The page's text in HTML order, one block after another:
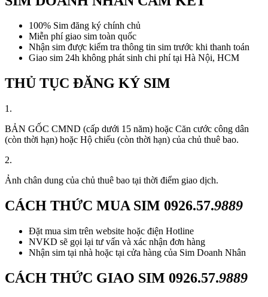
100% Sim đăng ký chính chủ
Miễn phí giao sim toàn quốc
Nhận sim được kiểm tra thông tin sim trước khi thanh toán
Giao sim 24h không phát sinh chi phí tại Hà Nội, HCM
THỦ TỤC ĐĂNG KÝ SIM
1.
BẢN GỐC CMND (cấp dưới 15 năm) hoặc Căn cước công dân
(còn thời hạn) hoặc Hộ chiếu (còn thời hạn) của chủ thuê bao.
2.
Ảnh chân dung của chủ thuê bao tại thời điểm giao dịch.
CÁCH THỨC MUA SIM 0926.57.9889
Đặt mua sim trên website hoặc điện Hotline
NVKD sẽ gọi lại tư vấn và xác nhận đơn hàng
Nhận sim tại nhà hoặc tại cửa hàng của Sim Doanh Nhân
CÁCH THỨC GIAO SIM 0926.57.9889